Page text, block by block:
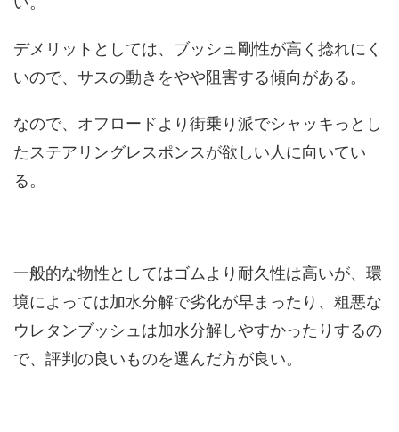
デメリットとしては、ブッシュ剛性が高く捻れにく
いので、サスの動きをやや阻害する傾向がある。
なので、オフロードより街乗り派でシャッキっとし
たステアリングレスポンスが欲しい人に向いてい
る。
一般的な物性としてはゴムより耐久性は高いが、環
境によっては加水分解で劣化が早まったり、粗悪な
ウレタンブッシュは加水分解しやすかったりするの
で、評判の良いものを選んだ方が良い。